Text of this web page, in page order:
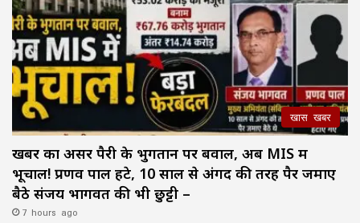
खास खबर
खबर का असर पैरी के भुगतान पर बवाल, अब MIS में
भूचाल! प्रणव पाल हटे, 10 साल से अंगद की तरह पैर जमाए
बैठे संजय भागवत की भी छुट्टी –
7 hours ago